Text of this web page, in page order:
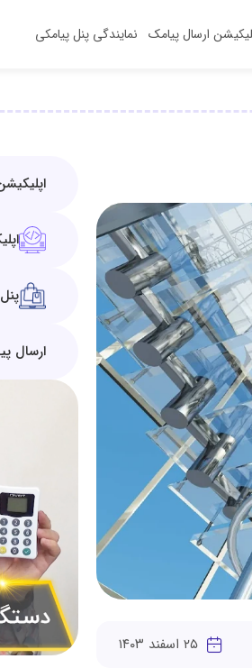
ارسال پیامک نمایندگی پنل پیامکی
۲۵ اسفند ۱۴۰۳
پنل
ارسال